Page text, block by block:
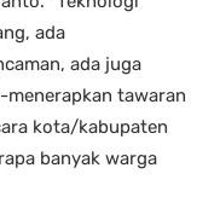
ada
ada juga
tawaran
kota/kabupaten
banyak warga